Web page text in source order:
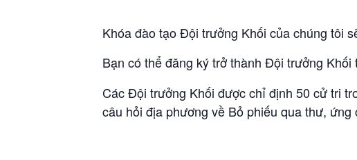
Khóa đào tạo Đội trưởng Khối của chúng tôi
Bạn có thể đăng ký trở thành Đội trưởng Khối
Các Đội trưởng Khối được chỉ định 50 cử tri
câu hỏi địa phương về Bỏ phiếu qua thư,